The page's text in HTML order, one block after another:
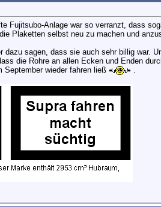
Fujitsubo-Anlage war so verranzt, dass
Plaketten selbst neu zu machen und
dazu sagen, dass sie auch sehr billig war.
die Rohre an allen Ecken und Enden
September wieder fahren ließ
.